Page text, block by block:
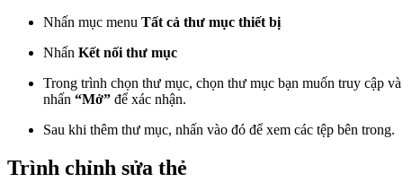
Nhấn mục menu Tất cả thư mục thiết bị
Nhấn Kết nối thư mục
Trong trình chọn thư mục, chọn thư mục bạn muốn truy cập và
nhấn “Mở” để xác nhận.
Sau khi thêm thư mục, nhấn vào đó để xem các tệp bên trong.
Trình chỉnh sửa thẻ